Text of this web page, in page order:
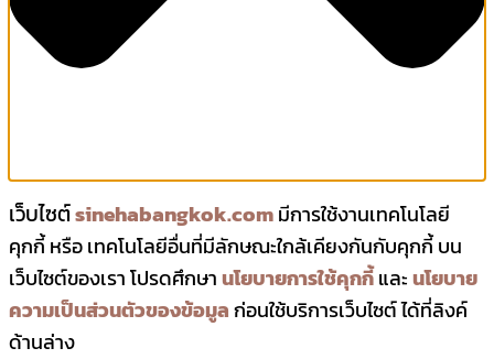
เว็บไซต์sinehabangkok.comมีการใช้งานเทคโนโลยี
คุกกี้ หรือ เทคโนโลยีอื่นที่มีลักษณะใกล้เคียงกันกับคุกกี้ บน
เว็บไซต์ของเรา โปรดศึกษานโยบายการใช้คุกกี้และนโยบาย
ความเป็นส่วนตัวของข้อมูลก่อนใช้บริการเว็บไซต์ ได้ที่ลิงค์
ด้านล่าง